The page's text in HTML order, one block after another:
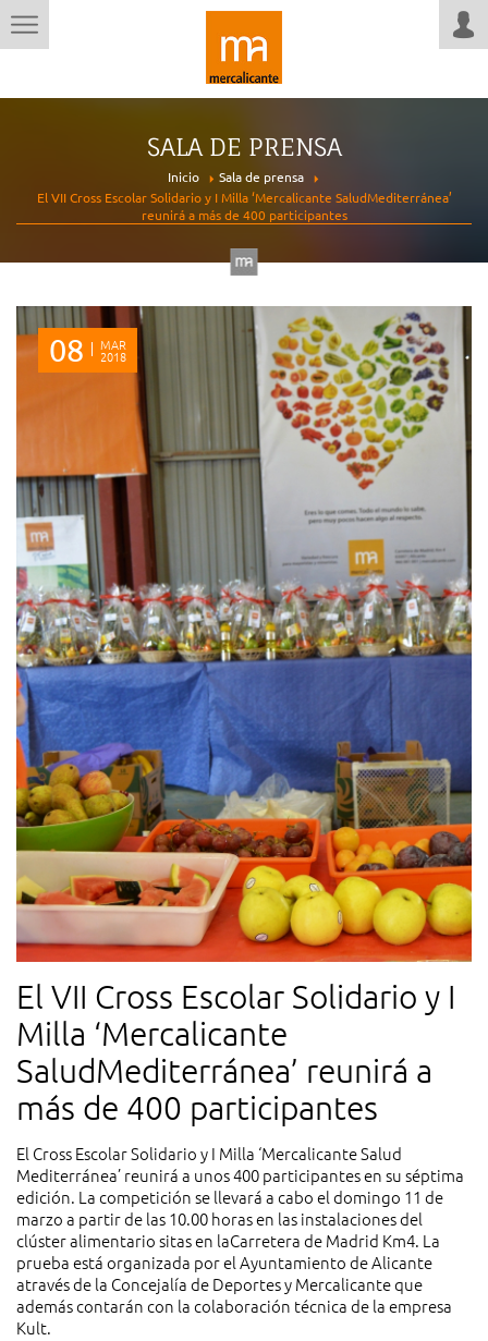
SALA DE PRENSA
Inicio
Sala de prensa
El VII Cross Escolar Solidario y I Milla ‘Mercalicante SaludMediterránea’
reunirá a más de 400 participantes
08 MAR
2018
El VII Cross Escolar Solidario y I
Milla ‘Mercalicante
SaludMediterránea’ reunirá a
más de 400 participantes
El Cross Escolar Solidario y I Milla ‘Mercalicante Salud
Mediterránea’ reunirá a unos 400 participantes en su séptima
edición. La competición se llevará a cabo el domingo 11 de
marzo a partir de las 10.00 horas en las instalaciones del
clúster alimentario sitas en laCarretera de Madrid Km4. La
prueba está organizada por el Ayuntamiento de Alicante
através de la Concejalía de Deportes y Mercalicante que
además contarán con la colaboración técnica de la empresa
Kult.